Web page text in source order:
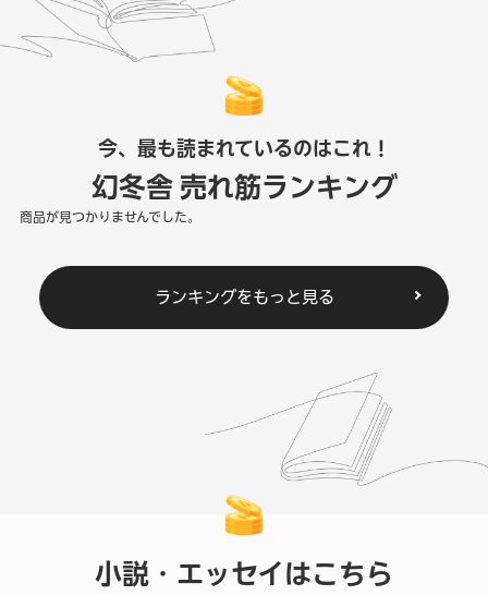
今、最も読まれているのはこれ！
幻冬舎 売れ筋ランキング
商品が見つかりませんでした。
ランキングをもっと見る
小説・エッセイはこちら